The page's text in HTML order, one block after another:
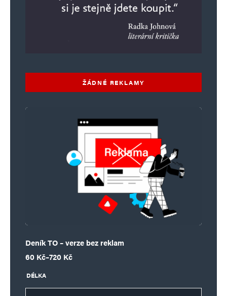
Uložit do prohlížeče jméno, e-mail a webovou stránku pro budoucí
Informujte mě o nových komentářích e-mailem.
Informujte mě o nových příspěvcích e-mailem.
Alternative:
ŽÁDNÉ REKLAMY
Deník TO – verze bez reklam
60 Kč–720 Kč
Rozpětí cen: 60 Kč až 720 Kč
DÉLKA